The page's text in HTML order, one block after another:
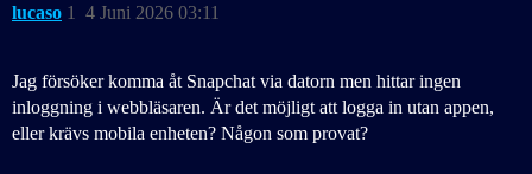
lucaso 4 Juni 2026 03:11
1
Jag försöker komma åt Snapchat via datorn men hittar ingen
inloggning i webbläsaren. Är det möjligt att logga in utan appen,
eller krävs mobila enheten? Någon som provat?